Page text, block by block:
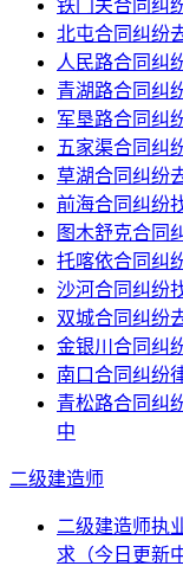
铁门关合同纠
北屯合同纠纷
人民路合同纠
青湖路合同纠
军垦路合同纠
五家渠合同纠
草湖合同纠纷
前海合同纠纷
图木舒克合同
托喀依合同纠
沙河合同纠纷
双城合同纠纷
金银川合同纠
南口合同纠纷
青松路合同纠
中
二级建造师
二级建造师执
求（今日更新